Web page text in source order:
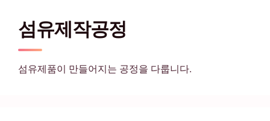
섬유제작공정
섬유제품이 만들어지는 공정을 다룹니다.